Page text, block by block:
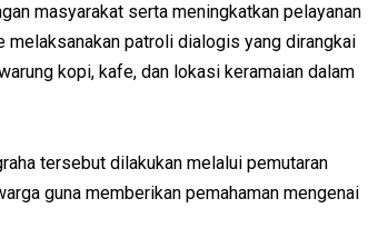
masyarakat serta meningkatkan pelayanan
patroli dialogis yang dirangkai
kopi, kafe, dan lokasi keramaian dalam
tersebut dilakukan melalui pemutaran
guna memberikan pemahaman mengenai